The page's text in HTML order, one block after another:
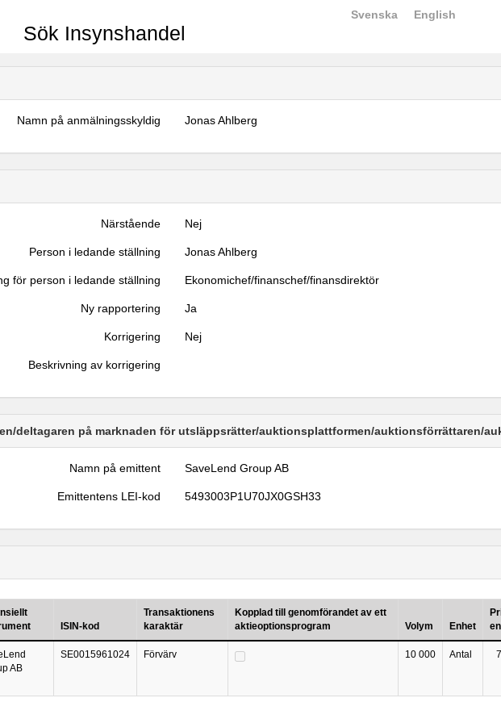
Sök Insynshandel
Svenska English
Namn på anmälningsskyldig Jonas Ahlberg
Närstående Nej
Person i ledande ställning Jonas Ahlberg
för person i ledande ställning Ekonomichef/finanschef/finansdirektör
Ny rapportering Ja
Korrigering Nej
Beskrivning av korrigering
deltagaren på marknaden för utsläppsrätter/auktionsplattformen/auktionsförrättaren/
Namn på emittent SaveLend Group AB
Emittentens LEI-kod 5493003P1U70JX0GSH33
ISIN-kod
Transaktionens
karaktär
Kopplad till genomförandet av ett
aktieoptionsprogram
Volym Enhet
AB
SE0015961024 Förvärv 10 000 Antal